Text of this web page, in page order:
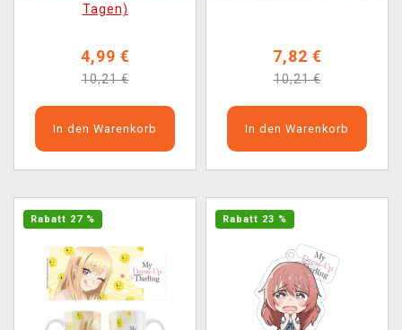
Tagen)
4,99 €
10,21 €
In den Warenkorb
7,82 €
10,21 €
In den Warenkorb
Rabatt 27 % Rabatt 23 %